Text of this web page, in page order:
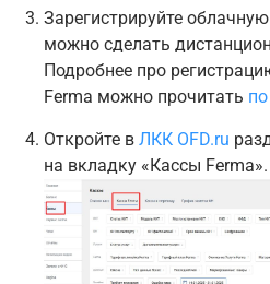
Зарегистрируйте
можно сделать
Подробнее про
Ferma можно прочитать
Откройте в ЛКК OFD.ru
на вкладку «Кассы Ferma».